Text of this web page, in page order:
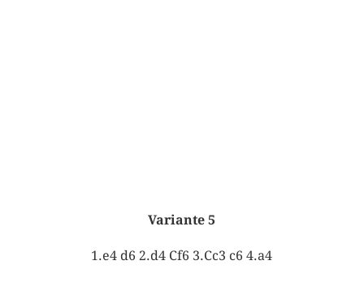
Variante 5
1.e4 d6 2.d4 Cf6 3.Cc3 c6 4.a4